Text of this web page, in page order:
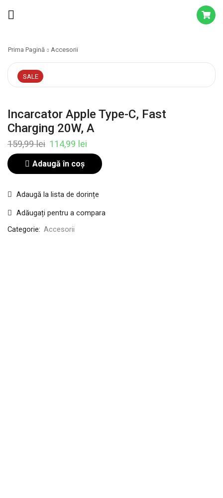
Prima Pagină Accesorii
SALE
Incarcator Apple Type-C, Fast
Charging 20W, A
159,99lei 114,99 lei
Adaugă în coș
Adaugă la lista de dorințe
Adăugați pentru a compara
Categorie: Accesorii